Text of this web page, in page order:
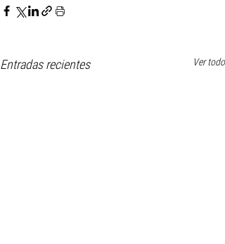
Entradas recientes Ver todo